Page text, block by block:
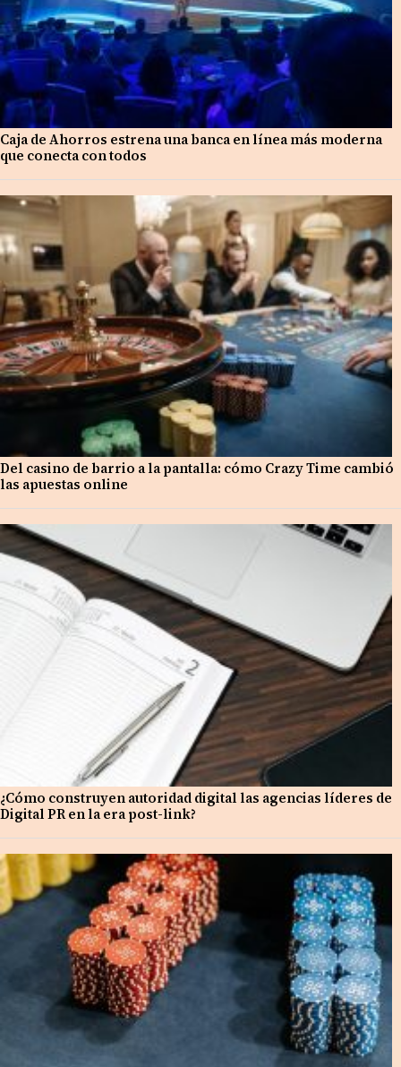
Caja de Ahorros estrena una banca en línea más moderna
que conecta con todos
Del casino de barrio a la pantalla: cómo Crazy Time cambió
las apuestas online
¿Cómo construyen autoridad digital las agencias líderes de
Digital PR en la era post-link?